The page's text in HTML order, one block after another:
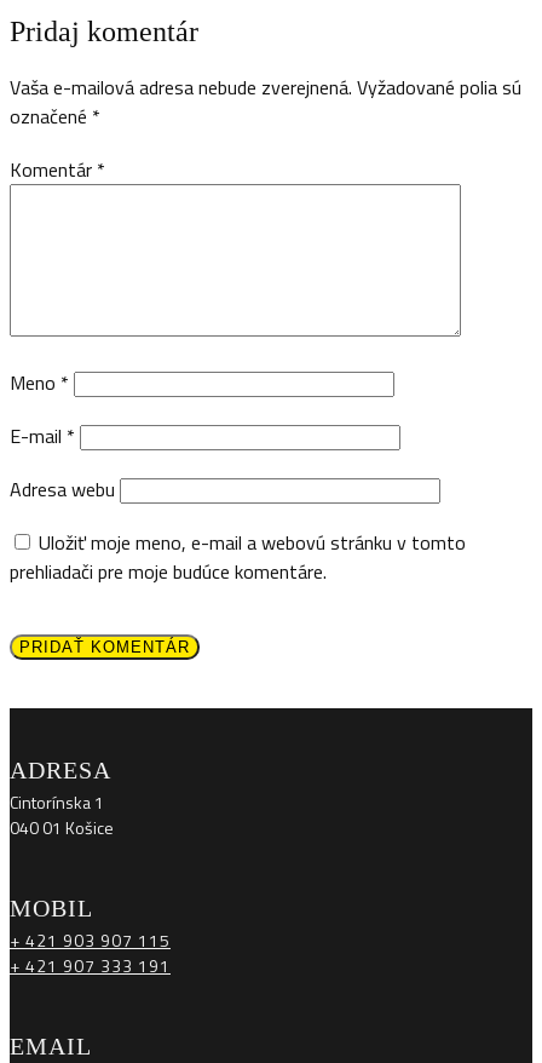
Pridaj komentár
Vaša e-mailová adresa nebude zverejnená. Vyžadované polia sú
označené *
Komentár *
Meno *
E-mail *
Adresa webu
Uložiť moje meno, e-mail a webovú stránku v tomto
prehliadači pre moje budúce komentáre.
PRIDAŤ KOMENTÁR
ADRESA
Cintorínska 1
040 01 Košice
MOBIL
+ 421 903 907 115
+ 421 907 333 191
EMAIL